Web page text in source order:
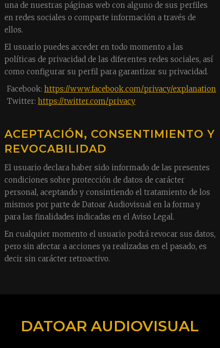
una de nuestras páginas web con alguno de sus perfiles
en redes sociales o comparte información a través de
ellos.
El usuario puedes acceder en todo momento a las
políticas de privacidad de las diferentes redes sociales, así
como configurar su perfil para garantizar su privacidad.
Facebook: https://www.facebook.com/privacy/explanation
Twitter: https://twitter.com/privacy
ACEPTACIÓN, CONSENTIMIENTO Y
REVOCABILIDAD
El usuario declara haber sido informado de las presentes
condiciones sobre protección de datos de carácter
personal, aceptando y consintiendo el tratamiento de los
mismos por parte de Datoar Audiovisual en la forma y
para las finalidades indicadas en el Aviso Legal.
En cualquier momento el usuario podrá revocar sus datos,
pero sin afectar a acciones ya realizadas en el pasado, es
decir sin carácter retroactivo.
DATOAR AUDIOVISUAL